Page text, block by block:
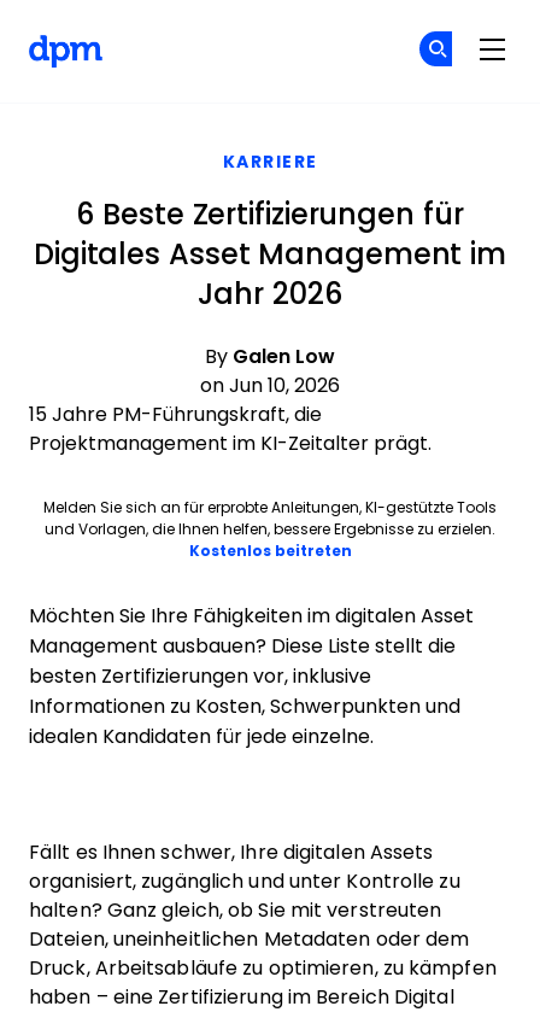
KARRIERE
6 Beste Zertifizierungen für
Digitales Asset Management im
Jahr 2026
By Galen Low
on Jun 10, 2026
15 Jahre PM-Führungskraft, die
Projektmanagement im KI-Zeitalter prägt.
Melden Sie sich an für erprobte Anleitungen, KI-gestützte Tools
und Vorlagen, die Ihnen helfen, bessere Ergebnisse zu erzielen.
Kostenlos beitretenOpens new window
Möchten Sie Ihre Fähigkeiten im digitalen Asset
Management ausbauen? Diese Liste stellt die
besten Zertifizierungen vor, inklusive
Informationen zu Kosten, Schwerpunkten und
idealen Kandidaten für jede einzelne.
Fällt es Ihnen schwer, Ihre digitalen Assets
organisiert, zugänglich und unter Kontrolle zu
halten? Ganz gleich, ob Sie mit verstreuten
Dateien, uneinheitlichen Metadaten oder dem
Druck, Arbeitsabläufe zu optimieren, zu kämpfen
haben – eine Zertifizierung im Bereich Digital